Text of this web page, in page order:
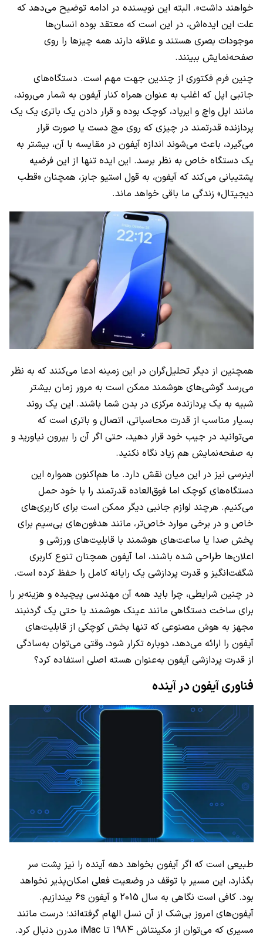
خواهند داشت». البته این نویسنده در ادامه توضیح می‌دهد که
علت این ایده‌اش، در این است که معتقد بوده انسان‌ها
موجودات بصری هستند و علاقه دارند همه چیزها را روی
صفحه‌نمایش ببینند.
چنین فرم فکتوری از چندین جهت مهم است. دستگاه‌های
جانبی اپل که اغلب به عنوان همراه کنار آیفون به شمار می‌روند،
مانند اپل واچ و ایرپاد، کوچک بوده و قرار دادن یک باتری یک یک
پردازنده قدرتمند در چیزی که روی مچ دست یا صورت قرار
می‌گیرد، باعث می‌شوند اندازه آیفون در مقایسه با آن، بیشتر به
یک دستگاه خاص به نظر برسد. این ایده تنها از این فرضیه
پشتیبانی می‌کند که آیفون، به قول استیو جابز، همچنان «قطب
دیجیتال» زندگی ما باقی خواهد ماند.
همچنین از دیگر تحلیل‌گران در این زمینه ادعا می‌کنند که به نظر
می‌رسد گوشی‌های هوشمند ممکن است به مرور زمان بیشتر
شبیه به یک پردازنده مرکزی در بدن شما باشند. این یک روند
بسیار مناسب از قدرت محاسباتی، اتصال و باتری است که
می‌توانید در جیب خود قرار دهید، حتی اگر آن را بیرون نیاورید و
به صفحه‌نمایش هم زیاد نگاه نکنید.
اینرسی نیز در این میان نقش دارد. ما هم‌اکنون همواره این
دستگاه‌های کوچک اما فوق‌العاده قدرتمند را با خود حمل
می‌کنیم. هرچند لوازم جانبی دیگر ممکن است برای کاربری‌های
خاص و در برخی موارد خاص‌تر، مانند هدفون‌های بی‌سیم برای
پخش صدا یا ساعت‌های هوشمند با قابلیت‌های ورزشی و
اعلان‌ها طراحی شده باشند، اما آیفون همچنان تنوع کاربری
شگفت‌انگیز و قدرت پردازشی یک رایانه کامل را حفظ کرده است.
در چنین شرایطی، چرا باید همه آن مهندسی پیچیده و هزینه‌بر را
برای ساخت دستگاهی مانند عینک هوشمند یا حتی یک گردنبند
مجهز به هوش مصنوعی که تنها بخش کوچکی از قابلیت‌های
آیفون را ارائه می‌دهد، دوباره تکرار شود، وقتی می‌توان به‌سادگی
از قدرت پردازشی آیفون به‌عنوان هسته اصلی استفاده کرد؟
فناوری آیفون در آینده
طبیعی است که اگر آیفون بخواهد دهه آینده را نیز پشت سر
بگذارد، این مسیر با توقف در وضعیت فعلی امکان‌پذیر نخواهد
بود. کافی است نگاهی به سال 2015 و آیفون 6s بیندازیم.
آیفون‌های امروز بی‌شک از آن نسل الهام گرفته‌اند؛ درست مانند
مسیری که می‌توان از مکینتاش 1984 تا iMac مدرن دنبال کرد.